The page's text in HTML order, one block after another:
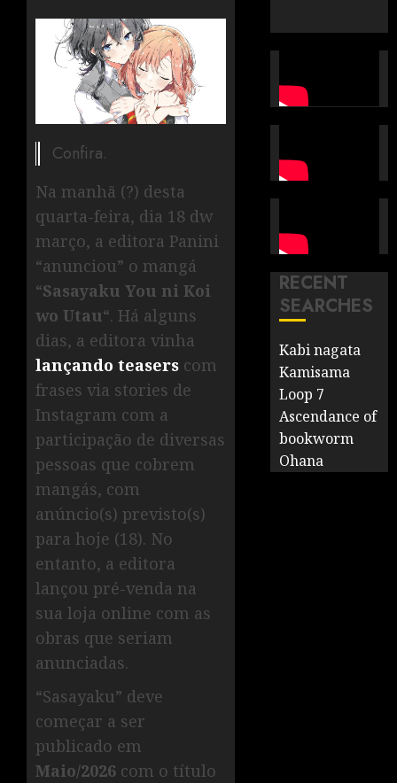
Confira.
Na manhã (?) desta
quarta-feira, dia 18 dw
março, a editora Panini
“anunciou” o mangá
“Sasayaku You ni Koi
wo Utau“. Há alguns
dias, a editora vinha
lançando teasers com
frases via stories de
Instagram com a
participação de diversas
pessoas que cobrem
mangás, com
anúncio(s) previsto(s)
para hoje (18). No
entanto, a editora
lançou pré-venda na
sua loja online com as
obras que seriam
anunciadas.
“Sasayaku” deve
começar a ser
publicado em
Maio/2026 com o título
RECENT
SEARCHES
Kabi nagata
Kamisama
Loop 7
Ascendance of
bookworm
Ohana